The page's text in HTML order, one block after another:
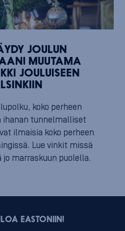
JOULUN
MUUTAMA
JOULUISEEN
koko perheen
ihanan tunnelmalliset
ilmaisia koko perheen
Lue vinkit missä
jo marraskuun puolella.
EASTONIIN!